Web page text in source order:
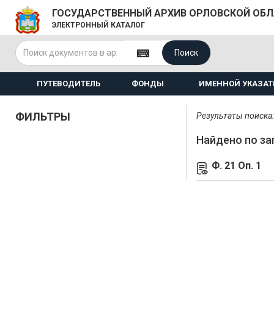
ГОСУДАРСТВЕННЫЙ АРХИВ ОРЛОВСКОЙ
ЭЛЕКТРОННЫЙ КАТАЛОГ
Поиск
ПУТЕВОДИТЕЛЬ ФОНДЫ ИМЕННОЙ
ФИЛЬТРЫ Результаты
Найдено по
Ф. 21 Оп. 1